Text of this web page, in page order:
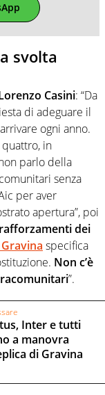
svolta
Casini: “Da
di adeguare il
ogni anno.
in
parlo della
senza
per aver
apertura”, poi
rafforzamenti dei
specifica
Non c’è
”.
Inter e tutti
a manovra
di Gravina